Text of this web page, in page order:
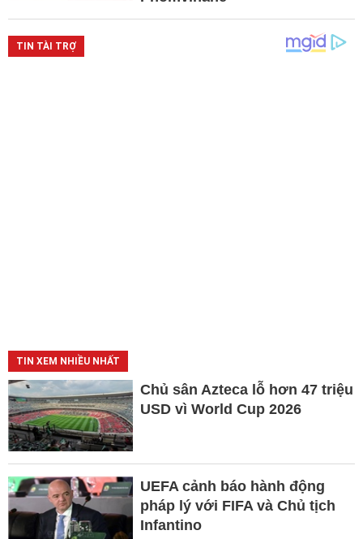
TIN XEM NHIỀU NHẤT
Chủ sân Azteca lỗ hơn 47 triệu
USD vì World Cup 2026
UEFA cảnh báo hành động
pháp lý với FIFA và Chủ tịch
Infantino